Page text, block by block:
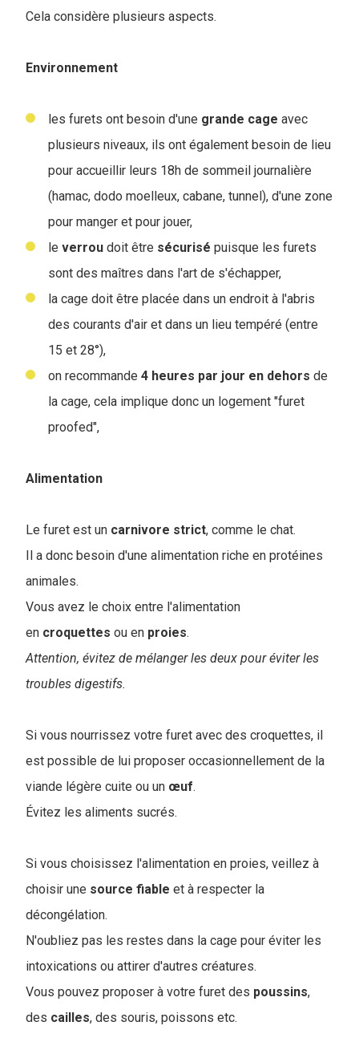
Cela considère plusieurs aspects.
Environnement
les furets ont besoin d'une grande cage avec
plusieurs niveaux, ils ont également besoin de lieu
pour accueillir leurs 18h de sommeil journalière
(hamac, dodo moelleux, cabane, tunnel), d'une zone
pour manger et pour jouer,
le verrou doit être sécurisé puisque les furets
sont des maîtres dans l'art de s'échapper,
la cage doit être placée dans un endroit à l'abris
des courants d'air et dans un lieu tempéré (entre
15 et 28°),
on recommande 4 heures par jour en dehors de
la cage, cela implique donc un logement "furet
proofed",
Alimentation
Le furet est un carnivore strict, comme le chat.
Il a donc besoin d'une alimentation riche en protéines
animales.
Vous avez le choix entre l'alimentation
en croquettes ou en proies.
Attention, évitez de mélanger les deux pour éviter les
troubles digestifs.
Si vous nourrissez votre furet avec des croquettes, il
est possible de lui proposer occasionnellement de la
viande légère cuite ou un œuf.
Évitez les aliments sucrés.
Si vous choisissez l'alimentation en proies, veillez à
choisir une source fiable et à respecter la
décongélation.
N'oubliez pas les restes dans la cage pour éviter les
intoxications ou attirer d'autres créatures.
Vous pouvez proposer à votre furet des poussins,
des cailles, des souris, poissons etc.